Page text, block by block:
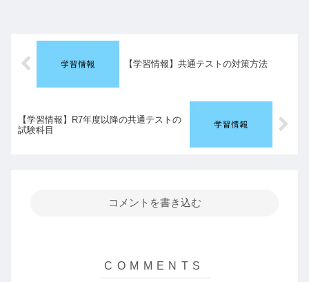
【学習情報】共通テストの対策方法
【学習情報】R7年度以降の共通テストの
試験科目
コメントを書き込む